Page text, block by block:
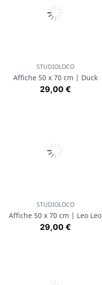
STUDIOLOCO
Affiche 50 x 70 cm | Duck
Prix
29,00 €
STUDIOLOCO
Affiche 50 x 70 cm | Leo Leo
Prix
29,00 €